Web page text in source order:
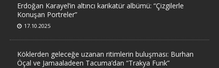
Erdoğan Karayel’in altıncı karikatür albümü: “Çizgilerle
Konuşan Portreler”
17.10.2025
Köklerden geleceğe uzanan ritimlerin buluşması: Burhan
Öçal ve Jamaaladeen Tacuma’dan “Trakya Funk”